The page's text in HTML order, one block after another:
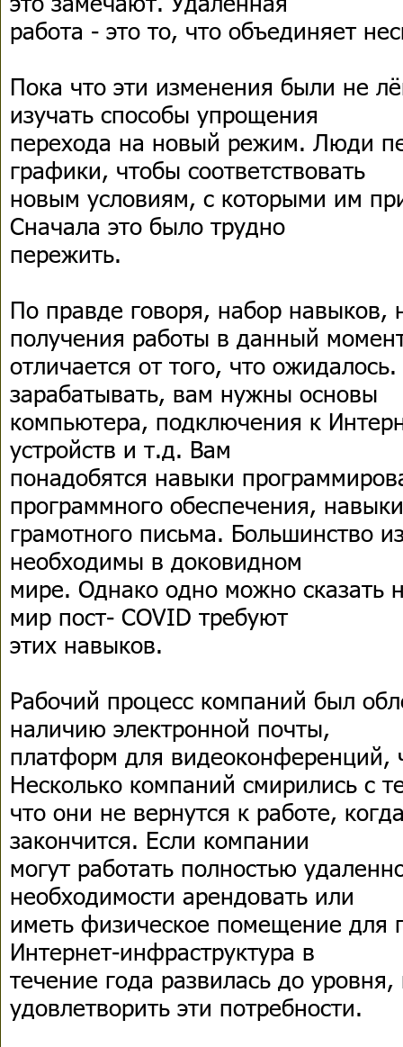
работа - это то, что объединяет
Пока что эти изменения были не
изучать способы упрощения
перехода на новый режим. Люди
графики, чтобы соответствовать
новым условиям, с которыми им
Сначала это было трудно
пережить.
По правде говоря, набор навыков,
получения работы в данный
отличается от того, что
зарабатывать, вам нужны основы
компьютера, подключения к
устройств и т.д. Вам
понадобятся навыки
программного обеспечения, навыки
грамотного письма. Большинство
необходимы в доковидном
мире. Однако одно можно сказать
мир пост- COVID требуют
этих навыков.
Рабочий процесс компаний был
наличию электронной почты,
платформ для видеоконференций,
Несколько компаний смирились с
что они не вернутся к работе,
закончится. Если компании
могут работать полностью
необходимости арендовать или
иметь физическое помещение для
Интернет-инфраструктура в
течение года развилась до
удовлетворить эти потребности.